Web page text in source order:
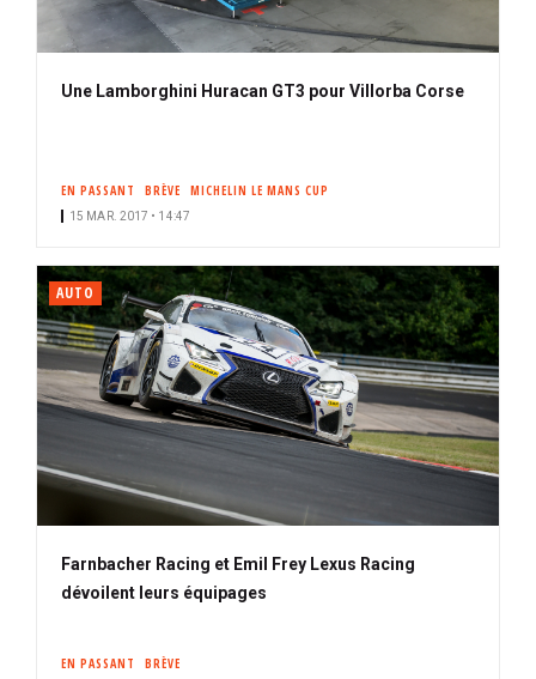
Une Lamborghini Huracan GT3 pour Villorba Corse
EN PASSANT BRÈVE MICHELIN LE MANS CUP
15 MAR. 2017 • 14:47
AUTO
Farnbacher Racing et Emil Frey Lexus Racing
dévoilent leurs équipages
EN PASSANT BRÈVE